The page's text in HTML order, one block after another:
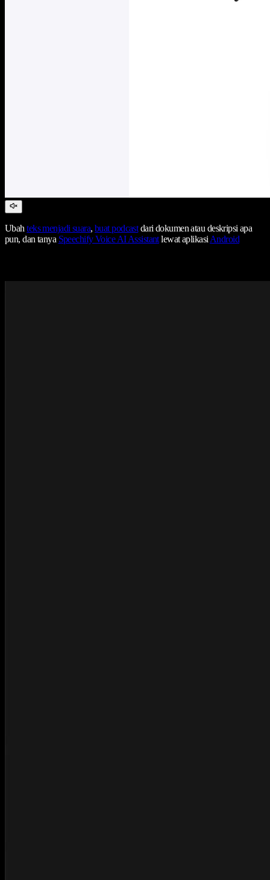
Ubahteks menjadi suara,buat podcastdari dokumen atau deskripsi apa
pun, dan tanya Speechify Voice AI Assistantlewat aplikasiAndroid